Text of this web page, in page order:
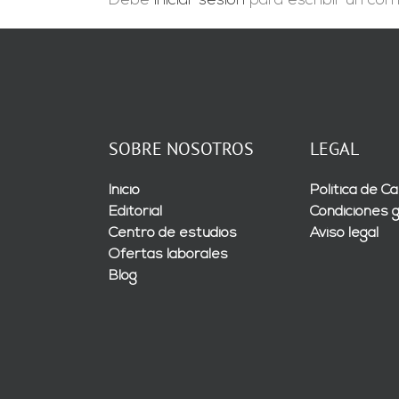
SOBRE NOSOTROS
Inicio
Editorial
Centro de estudios
Ofertas laborales
Blog
LEGAL
Política de
Condiciones
Aviso legal